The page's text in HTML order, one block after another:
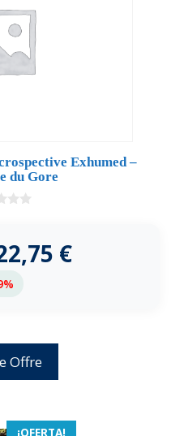
Exhumed –
du Gore
€
Offre
¡OFERTA!